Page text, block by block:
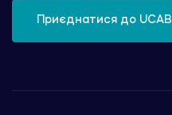
Приєднатися до UCAB